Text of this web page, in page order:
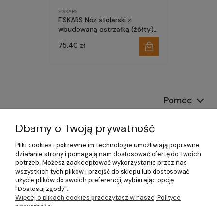
FISKARS
FISKARS Nóż stolarski z
wbudowaną ostrzałką (żółty)
75,40 zł
Pomoc
Moje konto
Gwarancja i zwroty
O firmie
Dbamy o Twoją prywatność
Pliki cookies i pokrewne im technologie umożliwiają poprawne
działanie strony i pomagają nam dostosować ofertę do Twoich
potrzeb. Możesz zaakceptować wykorzystanie przez nas
wszystkich tych plików i przejść do sklepu lub dostosować
użycie plików do swoich preferencji, wybierając opcję
"Dostosuj zgody".
Więcej o plikach cookies przeczytasz w naszej Polityce